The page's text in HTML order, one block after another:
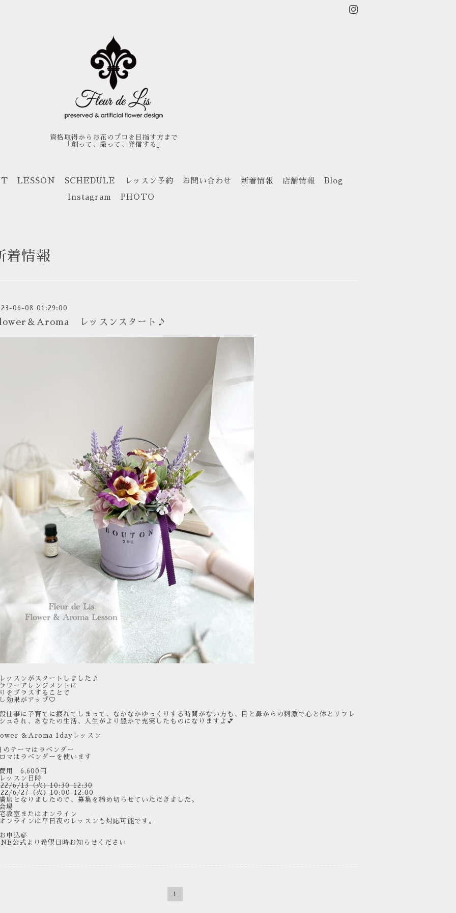
資格取得からお花のプロを目指す方まで
「創って、撮って、発信する」
LESSON SCHEDULE レッスン予約 お問い合わせ 新着情報 店舗情報 Blog
Instagram PHOTO
着情報
06-08 01:29:00
＆Aroma レッスンスタート♪
ッスンがスタートしました♪
ワーアレンジメントに
をプラスすることで
効果がアップ♡
仕事に子育てに疲れてしまって、なかなかゆっくりする時間がない方も、目と鼻からの刺激で心と体とリフレ
ュされ、あなたの生活、人生がより豊かで充実したものになりますよ💕
＆Aroma 1dayレッスン
のテーマはラベンダー
マはラベンダーを使います
用 6,600円
ッスン日時
6/13（火) 10:30-12:30
6/27（火) 10:00-12:00
席となりましたので、募集を締め切らせていただきました。
会場
教室またはオンライン
ンラインは平日夜のレッスンも対応可能です。
申込🍃
公式より希望日時お知らせください
1